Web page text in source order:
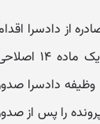
از دادسرا
می نماید دادسرا مکلف به تبعیت از نظر دادگاه بوده و با توجه به تبصره یک
دادسرا
اصلاح ق.ت.د.ع.ا. پرونده را پس از